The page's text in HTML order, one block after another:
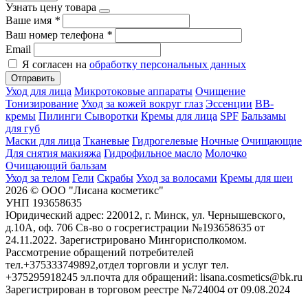
Узнать цену товара
Ваше имя *
Ваш номер телефона *
Email
Я согласен на обработку персональных данных
Отправить
Уход для лица Микротоковые аппараты Очищение
Тонизирование Уход за кожей вокруг глаз Эссенции ВВ-
кремы Пилинги Сыворотки Кремы для лица SPF Бальзамы
для губ
Маски для лица Тканевые Гидрогелевые Ночные Очищающие
Для снятия макияжа Гидрофильное масло Молочко
Очищающий бальзам
Уход за телом Гели Скрабы Уход за волосами Кремы для шеи
2026 © ООО "Лисана косметикс"
УНП 193658635
Юридический адрес: 220012, г. Минск, ул. Чернышевского,
д.10А, оф. 706 Св-во о госрегистрации №193658635 от
24.11.2022. Зарегистрировано Мингорисполкомом.
Рассмотрение обращений потребителей
тел.+375333749892,отдел торговли и услуг тел.
+375295918245 эл.почта для обращений: lisana.cosmetics@bk.ru
Зарегистрирован в торговом реестре №724004 от 09.08.2024